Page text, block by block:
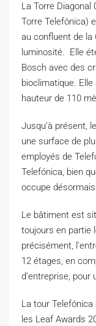
La Torre
Torre Telefónica)
au confluent de la
luminosité. Elle
Bosch avec des
bioclimatique.
hauteur de 110
Jusqu’à présent,
une surface de
employés de
Telefónica, bien
occupe
Le bâtiment est
toujours en partie
précisément,
12 étages, en
d’entreprise, pour
La tour
les Leaf Awards